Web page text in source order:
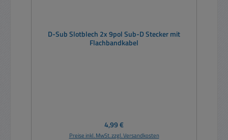
D-Sub Slotblech 2x 9pol Sub-D Stecker mit
Flachbandkabel
Regulärer Preis:
4,99 €
Preise inkl. MwSt. zzgl. Versandkosten